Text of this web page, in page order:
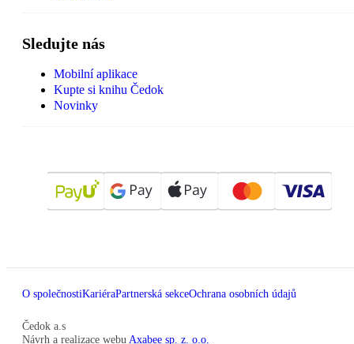
Sledujte nás
Mobilní aplikace
Kupte si knihu Čedok
Novinky
O společnostiKariéraPartnerská sekceOchrana osobních údajů
Čedok a.s
Návrh a realizace webu Axabee sp. z. o.o.